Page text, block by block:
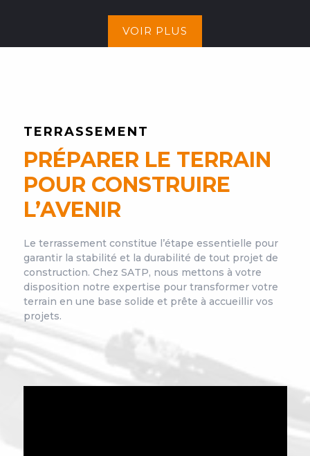
VOIR PLUS
TERRASSEMENT
PRÉPARER LE TERRAIN
POUR CONSTRUIRE
L’AVENIR
Le terrassement constitue l’étape essentielle pour
garantir la stabilité et la durabilité de tout projet de
construction. Chez SATP, nous mettons à votre
disposition notre expertise pour transformer votre
terrain en une base solide et prête à accueillir vos
projets.